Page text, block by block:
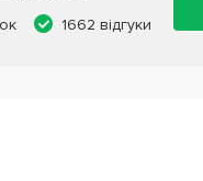
1662 відгуки